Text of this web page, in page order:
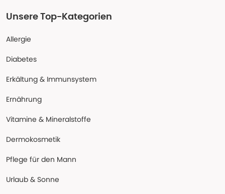
Unsere Top-Kategorien
Allergie
Diabetes
Erkältung & Immunsystem
Ernährung
Vitamine & Mineralstoffe
Dermokosmetik
Pflege für den Mann
Urlaub & Sonne